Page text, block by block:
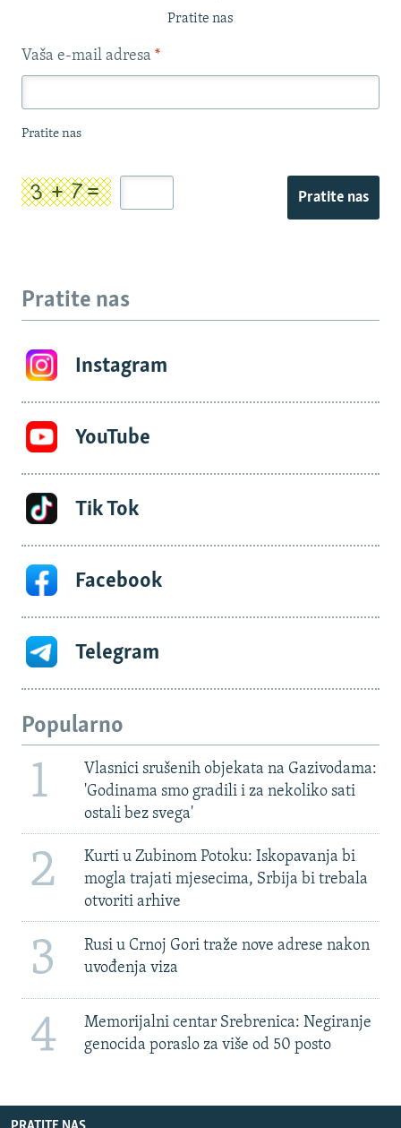
Pratite nas
Vaša e-mail adresa *
Pratite nas
Pratite nas
Pratite nas
Instagram
YouTube
Tik Tok
Facebook
Telegram
Popularno
1
Vlasnici srušenih objekata na Gazivodama:
'Godinama smo gradili i za nekoliko sati
ostali bez svega'
2
Kurti u Zubinom Potoku: Iskopavanja bi
mogla trajati mjesecima, Srbija bi trebala
otvoriti arhive
3
Rusi u Crnoj Gori traže nove adrese nakon
uvođenja viza
4
Memorijalni centar Srebrenica: Negiranje
genocida poraslo za više od 50 posto